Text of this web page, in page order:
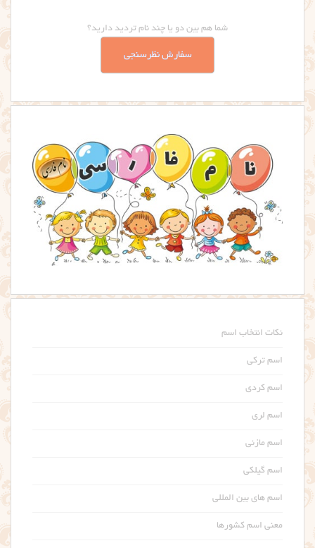
شما هم بین دو یا چند نام تردید دارید؟
سفارش نظرسنجی
نکات انتخاب اسم
اسم ترکی
اسم کردی
اسم لری
اسم مازنی
اسم گیلکی
اسم های بین المللی
معنی اسم کشورها